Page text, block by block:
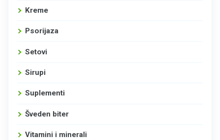
Kreme
Psorijaza
Setovi
Sirupi
Suplementi
Šveden biter
Vitamini i minerali